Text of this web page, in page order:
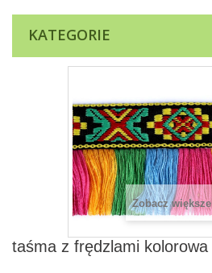
KATEGORIE
Zobacz większe
taśma z frędzlami kolorowa